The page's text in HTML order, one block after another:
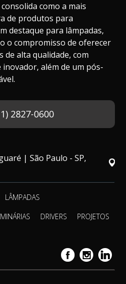
como a mais
de produtos para
destaque para lâmpadas,
o compromisso de oferecer
de alta qualidade, com
além de um pós-
2827-0600
| São Paulo - SP,
LÂMPADAS
DRIVERS
PROJETOS